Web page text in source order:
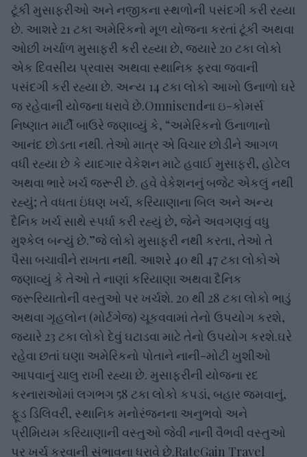
ટૂંકી મુસાફરીઓ અને નજીકના સ્થળોની પસંદગી કરી રહ્યા
છે. આશરે 21 ટકા અમેરિકનો મૂળ યોજના કરતાં ટૂંકી અથવા
ઓછી ખર્ચાળ મુસાફરી કરી રહ્યા છે, જ્યારે 20 ટકા લોકો
એક દિવસીય પ્રવાસ અથવા સ્થાનિક ફરવા જવાની
પસંદગી કરી રહ્યા છે. અન્ય 14 ટકા લોકો આખો ઉનાળો ઘરે
જ રહેવાની યોજના ધરાવે છે.Omnisendના ઇ-કોમર્સ
નિષ્ણાત માર્ટી બાઉરે જણાવ્યું કે, “અમેરિકનો ઉનાળાનો
આનંદ છોડતા નથી. તેઓ માત્ર એ વિચાર છોડીને આગળ
વધી રહ્યા છે કે યાદગાર વેકેશન માટે હવાઈ મુસાફરી, હોટેલ
અથવા ભારે ખર્ચ જરૂરી છે. હવે વેકેશનનું બજેટ એકલું નથી
રહ્યું; તે વધતા ઇંધણ ખર્ચ, કરિયાણાના બિલ અને અન્ય
દૈનિક ખર્ચ સાથે સ્પર્ધા કરી રહ્યું છે, જેને અવગણવું વધુ
મુશ્કેલ બન્યું છે.”જે લોકો મુસાફરી નથી કરતા, તેઓ તે
પૈસા બચાવીને રાખતા નથી. આશરે 40 થી 47 ટકા લોકોએ
જણાવ્યું કે તેઓ તે નાણાં કરિયાણા અથવા દૈનિક
જરૂરિયાતોની વસ્તુઓ પર ખર્ચશે. 20 થી 28 ટકા લોકો ભાડું
અથવા ગૃહલોન (મોર્ટગેજ) ચૂકવવામાં તેનો ઉપયોગ કરશે,
જ્યારે 23 ટકા લોકો દેવું ઘટાડવા માટે તેનો ઉપયોગ કરશે.ઘરે
રહેવા છતાં ઘણા અમેરિકનો પોતાને નાની-મોટી ખુશીઓ
આપવાનું ચાલુ રાખી રહ્યા છે. મુસાફરીની યોજના રદ
કરનારાઓમાં લગભગ 58 ટકા લોકો કપડાં, બહાર જમવાનું,
ફૂડ ડિલિવરી, સ્થાનિક મનોરંજનના અનુભવો અને
પ્રીમિયમ કરિયાણાની વસ્તુઓ જેવી નાની વૈભવી વસ્તુઓ
પર ખર્ચ કરવાની સંભાવના ધરાવે છે.RateGain Travel